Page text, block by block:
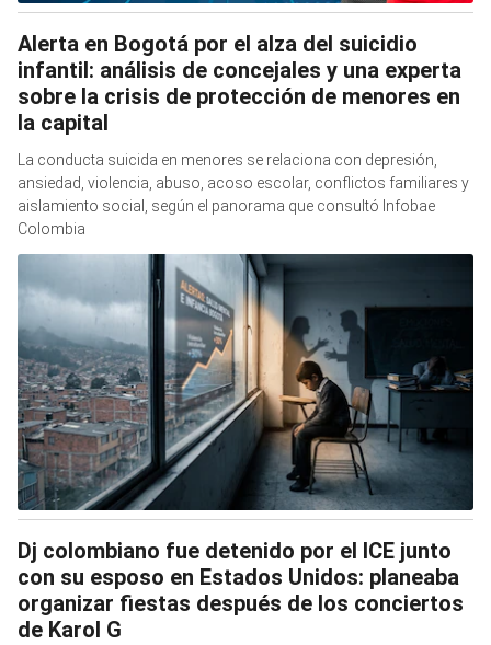
Alerta en Bogotá por el alza del suicidio
infantil: análisis de concejales y una experta
sobre la crisis de protección de menores en
la capital
La conducta suicida en menores se relaciona con depresión,
ansiedad, violencia, abuso, acoso escolar, conflictos familiares y
aislamiento social, según el panorama que consultó Infobae
Colombia
Dj colombiano fue detenido por el ICE junto
con su esposo en Estados Unidos: planeaba
organizar fiestas después de los conciertos
de Karol G